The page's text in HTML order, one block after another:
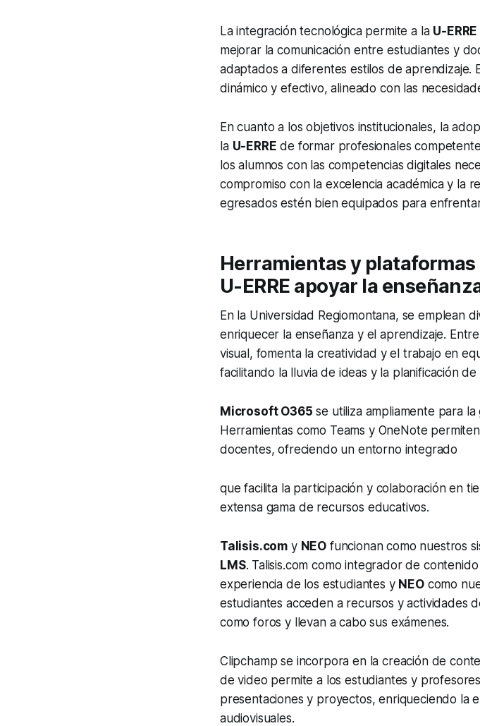
La integración tecnológica permite a la U-ERRE
mejorar la comunicación entre estudiantes y
adaptados a diferentes estilos de aprendizaje.
dinámico y efectivo, alineado con las
En cuanto a los objetivos institucionales, la
la U-ERRE de formar profesionales
los alumnos con las competencias digitales
compromiso con la excelencia académica y la
egresados estén bien equipados para
Herramientas y
U-ERRE apoyar la
En la Universidad Regiomontana, se emplean
enriquecer la enseñanza y el aprendizaje.
visual, fomenta la creatividad y el trabajo en
facilitando la lluvia de ideas y la planificación
Microsoft O365 se utiliza ampliamente para
Herramientas como Teams y OneNote
docentes, ofreciendo un entorno integrado
que facilita la participación y colaboración en
extensa gama de recursos educativos.
Talisis.com y NEO funcionan como nuestros
LMS. Talisis.com como integrador de
experiencia de los estudiantes y NEOcomo
estudiantes acceden a recursos y actividades
como foros y llevan a cabo sus exámenes.
Clipchamp se incorpora en la creación de
de video permite a los estudiantes y
presentaciones y proyectos, enriqueciendo la
audiovisuales.